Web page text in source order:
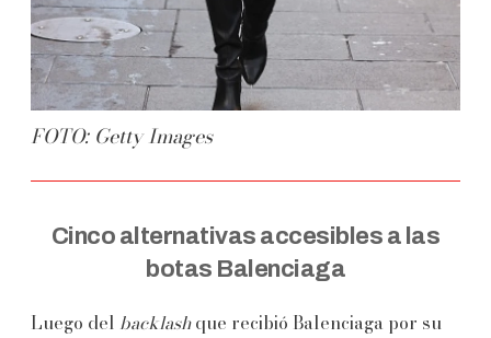
FOTO: Getty Images
Cinco alternativas accesibles a las
botas Balenciaga
Luego del backlashque recibió Balenciaga por su